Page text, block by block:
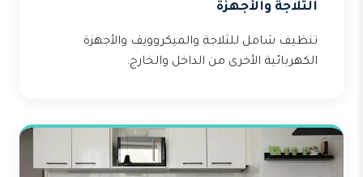
الثلاجة والأجهزة
تنظيف شامل للثلاجة والميكروويف والأجهزة
الكهربائية الأخرى من الداخل والخارج.